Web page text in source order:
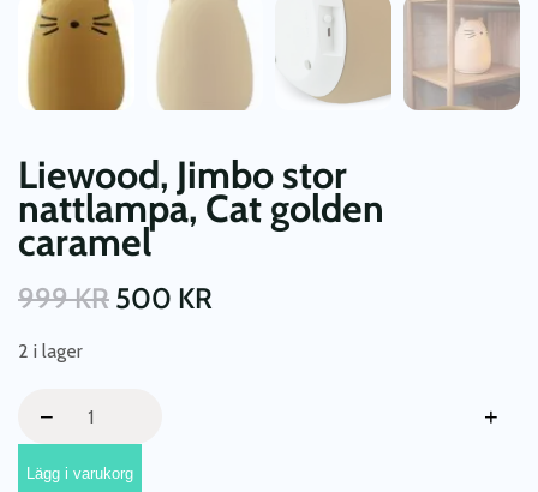
Liewood, Jimbo stor
nattlampa, Cat golden
caramel
999KR 500 KR
2 i lager
Jimbo
nattlampa,
− +
Lägg i varukorg